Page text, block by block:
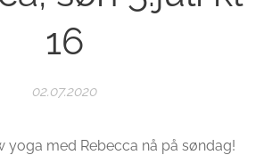
16
02.07.2020
yoga med Rebecca nå på søndag!